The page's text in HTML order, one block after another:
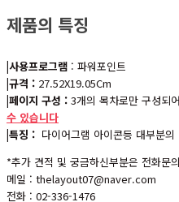
제품의 특징
|사용프로그램 : 파워포인트
|규격 : 27.52X19.05Cm
|페이지 구성 : 3개의 목차로만 구성되
수 있습니다
|특징 : 다이어그램 아이콘등 대부분
*추가 견적 및 궁금하신부분은 전화문
메일 : thelayout07@naver.com
전화 : 02-336-1476